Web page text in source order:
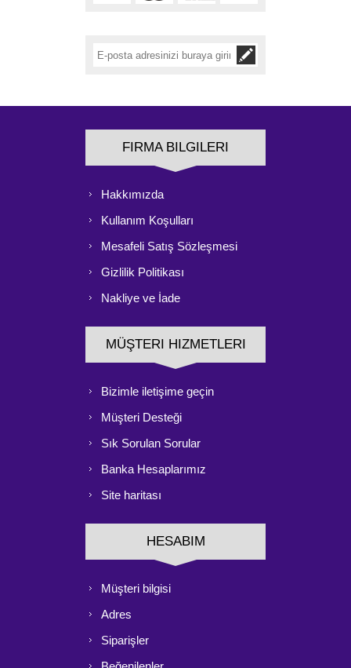
FIRMA BILGILERI
Hakkımızda
Kullanım Koşulları
Mesafeli Satış Sözleşmesi
Gizlilik Politikası
Nakliye ve İade
MÜŞTERI HIZMETLERI
Bizimle iletişime geçin
Müşteri Desteği
Sık Sorulan Sorular
Banka Hesaplarımız
Site haritası
HESABIM
Müşteri bilgisi
Adres
Siparişler